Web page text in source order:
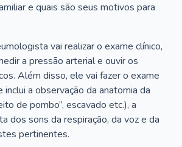
e quais são seus motivos para
vai realizar o exame clínico,
a pressão arterial e ouvir os
Além disso, ele vai fazer o exame
inclui a observação da anatomia da
de pombo”, escavado etc.), a
dos sons da respiração, da voz e da
pertinentes.